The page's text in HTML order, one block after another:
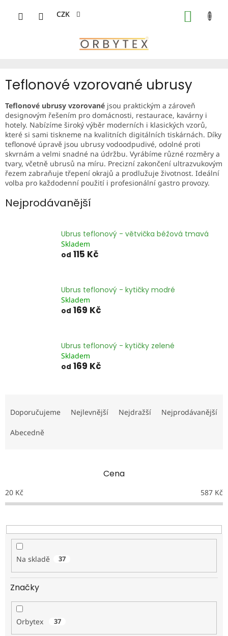
CZK
Teflonové vzorované ubrusy
Teflonové ubrusy vzorované jsou praktickým a zároveň
designovým řešením pro domácnosti, restaurace, kavárny i
hotely. Nabízíme široký výběr moderních i klasických vzorů,
které si sami tiskneme na kvalitních digitálních tiskárnách. Díky
teflonové úpravě jsou ubrusy vodoodpudivé, odolné proti
skvrnám a velmi snadné na údržbu. Vyrábíme různé rozměry a
tvary, včetně ubrusů na míru. Precizní zakončení ultrazvukovým
řezem zabraňuje třepení okrajů a prodlužuje životnost. Ideální
volba pro každodenní použití i profesionální gastro provozy.
Nejprodávanější
Ubrus teflonový - větvička béžová tmavá
Skladem
od 115 Kč
Ubrus teflonový - kytičky modré
Skladem
od 169 Kč
Ubrus teflonový - kytičky zelené
Skladem
od 169 Kč
a
e
o
d
k
t
Doporučujeme Nejlevnější Nejdražší Nejprodávanější
Abecedně
Cena
20 Kč 587 Kč
Na skladě 37
Značky
Orbytex 37